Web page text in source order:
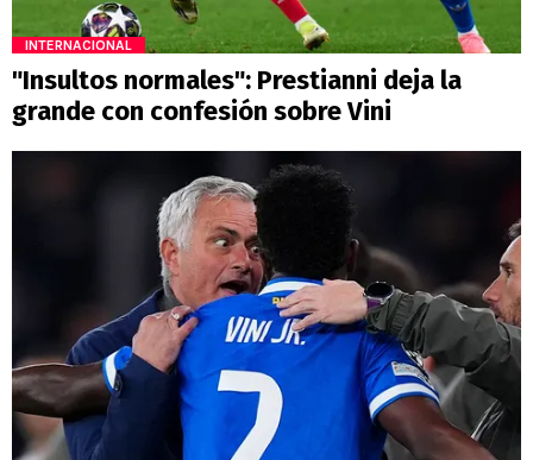
INTERNACIONAL
"Insultos normales": Prestianni deja la
grande con confesión sobre Vini